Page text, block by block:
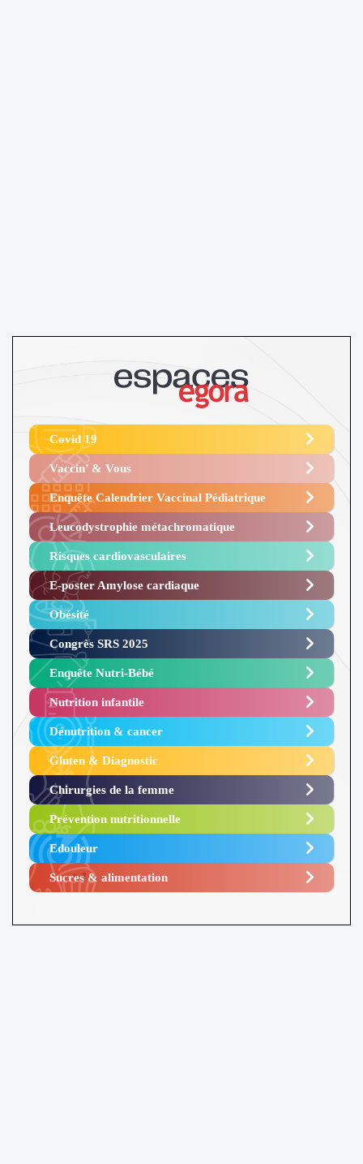
Covid 19
Vaccin’ & Vous
Enquête Calendrier Vaccinal Pédiatrique
Leucodystrophie métachromatique
Risques cardiovasculaires
E-poster Amylose cardiaque ​
Obésité ​
Congrès SRS 2025 ​
Enquête Nutri-Bébé ​
Nutrition infantile
Dénutrition & cancer
Gluten & Diagnostic
Chirurgies de la femme
Prévention nutritionnelle
Edouleur​
Sucres & alimentation​